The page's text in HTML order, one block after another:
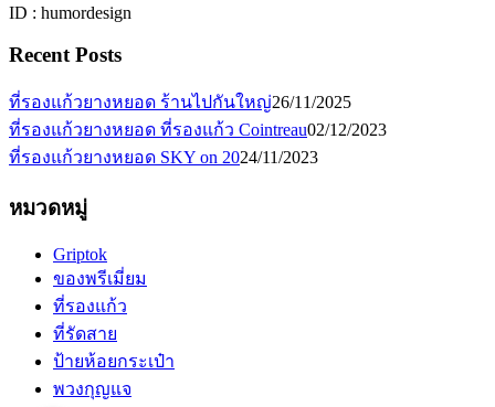
ID : humordesign
Recent Posts
ที่รองแก้วยางหยอด ร้านไปกันใหญ่26/11/2025
ที่รองแก้วยางหยอด ที่รองแก้ว Cointreau02/12/2023
ที่รองแก้วยางหยอด SKY on 2024/11/2023
หมวดหมู่
Griptok
ของพรีเมี่ยม
ที่รองแก้ว
ที่รัดสาย
ป้ายห้อยกระเป๋า
พวงกุญแจ